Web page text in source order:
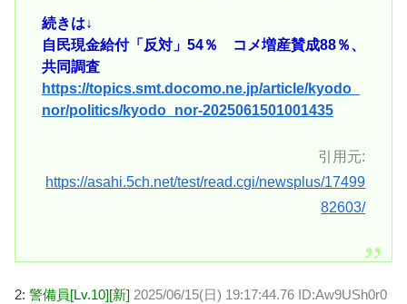
続きは↓
自民現金給付「反対」54％ コメ増産賛成88％、
共同調査
https://topics.smt.docomo.ne.jp/article/kyodo_
nor/politics/kyodo_nor-2025061501001435
引用元:
https://asahi.5ch.net/test/read.cgi/newsplus/17499
82603/
2: 警備員[Lv.10][新] 2025/06/15(日) 19:17:44.76 ID:Aw9USh0r0